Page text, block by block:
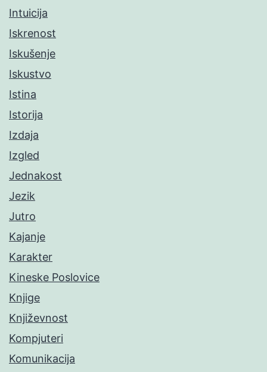
Intuicija
Iskrenost
Iskušenje
Iskustvo
Istina
Istorija
Izdaja
Izgled
Jednakost
Jezik
Jutro
Kajanje
Karakter
Kineske Poslovice
Knjige
Književnost
Kompjuteri
Komunikacija